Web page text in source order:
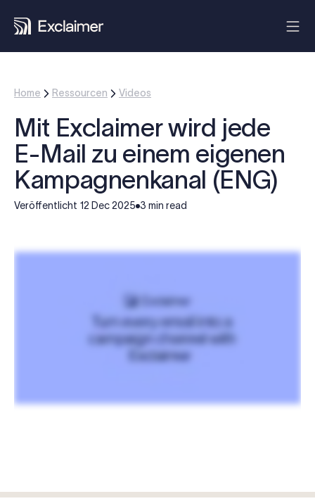
Home Ressourcen Videos
Mit Exclaimer wird jede
E-Mail zu einem eigenen
Kampagnenkanal (ENG)
Veröffentlicht 12 Dec 2025 3 min read